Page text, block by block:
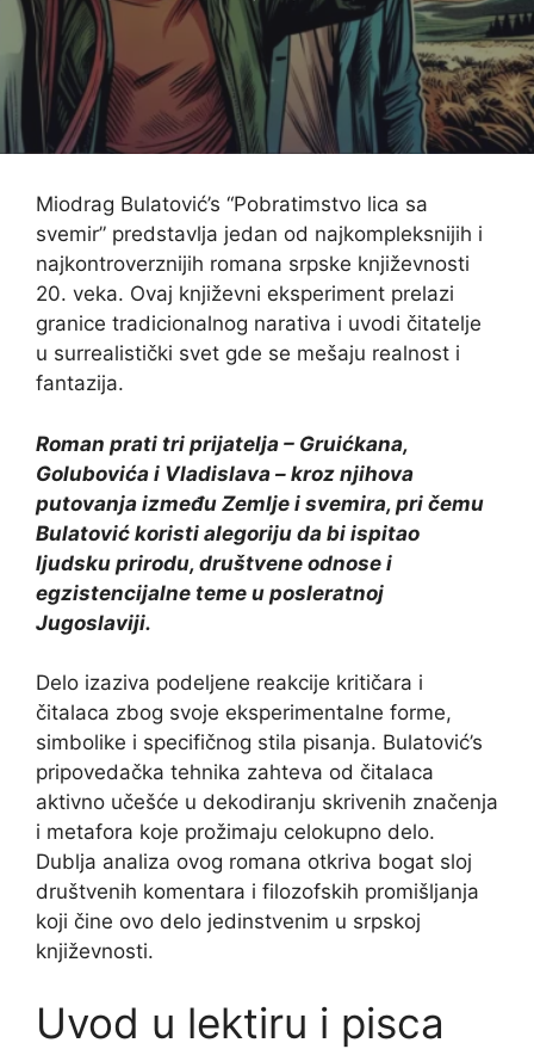
Miodrag Bulatović’s “Pobratimstvo lica sa
svemir” predstavlja jedan od najkompleksnijih i
najkontroverznijih romana srpske književnosti
20. veka. Ovaj književni eksperiment prelazi
granice tradicionalnog narativa i uvodi čitatelje
u surrealistički svet gde se mešaju realnost i
fantazija.
Roman prati tri prijatelja – Gruićkana,
Golubovića i Vladislava – kroz njihova
putovanja između Zemlje i svemira, pri čemu
Bulatović koristi alegoriju da bi ispitao
ljudsku prirodu, društvene odnose i
egzistencijalne teme u posleratnoj
Jugoslaviji.
Delo izaziva podeljene reakcije kritičara i
čitalaca zbog svoje eksperimentalne forme,
simbolike i specifičnog stila pisanja. Bulatović’s
pripovedačka tehnika zahteva od čitalaca
aktivno učešće u dekodiranju skrivenih značenja
i metafora koje prožimaju celokupno delo.
Dublja analiza ovog romana otkriva bogat sloj
društvenih komentara i filozofskih promišljanja
koji čine ovo delo jedinstvenim u srpskoj
književnosti.
Uvod u lektiru i pisca